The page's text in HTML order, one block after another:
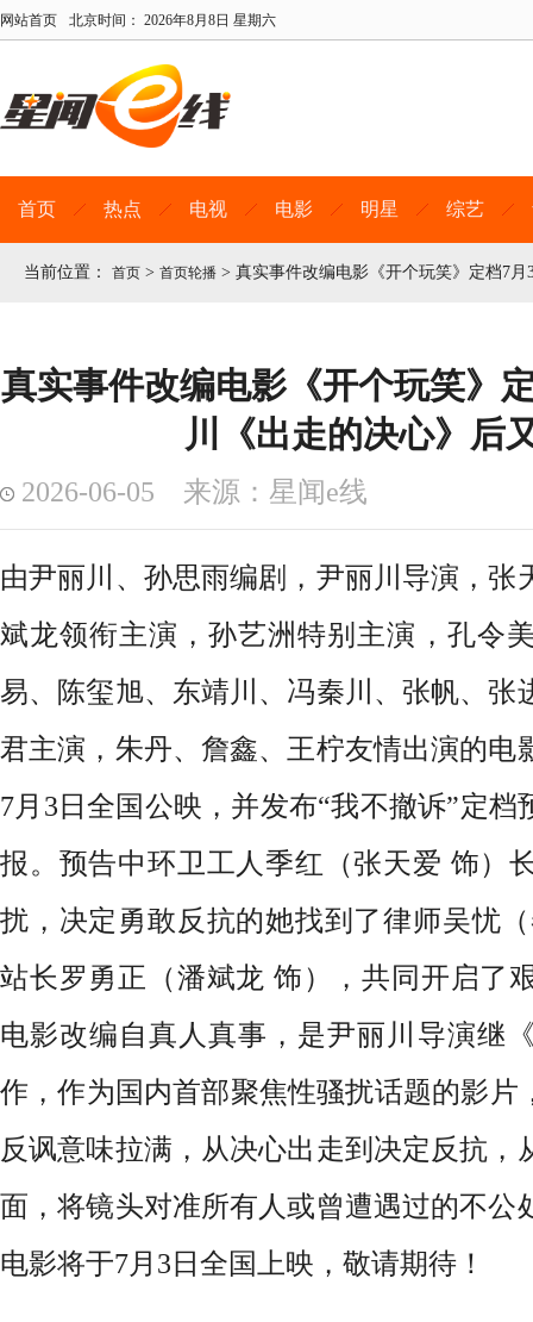
网站首页 北京时间： 2026年8月8日 星期六
首页 热点 电视 电影 明星 综艺
当前位置： 首页 > 首页轮播 > 真实事件改编电影《开个玩笑》定档7
真实事件改编电影《开个玩笑》
川《出走的决心》后
2026-06-05 来源：星闻e线
由尹丽川、孙思雨编剧，尹丽川导演，张
斌龙领衔主演，孙艺洲特别主演，孔令
易、陈玺旭、东靖川、冯秦川、张帆、张
君主演，朱丹、詹鑫、王柠友情出演的电
7月3日全国公映，并发布“我不撤诉”定档
报。预告中环卫工人季红（张天爱 饰）
扰，决定勇敢反抗的她找到了律师吴忧
站长罗勇正（潘斌龙 饰），共同开启了
电影改编自真人真事，是尹丽川导演继
作，作为国内首部聚焦性骚扰话题的影片
反讽意味拉满，从决心出走到决定反抗，
面，将镜头对准所有人或曾遭遇过的不公
电影将于7月3日全国上映，敬请期待！